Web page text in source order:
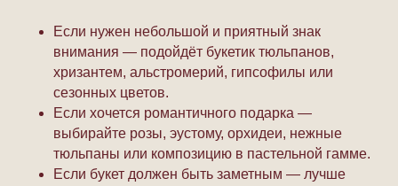
Если нужен небольшой и приятный знак
внимания — подойдёт букетик тюльпанов,
хризантем, альстромерий, гипсофилы или
сезонных цветов.
Если хочется романтичного подарка —
выбирайте розы, эустому, орхидеи, нежные
тюльпаны или композицию в пастельной гамме.
Если букет должен быть заметным — лучше